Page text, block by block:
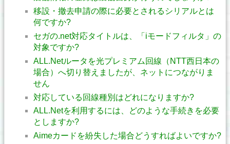
移設・撤去申請の際に必要とされるシリアルとは
何ですか?
セガの.net対応タイトルは、「iモードフィルタ」の
対象ですか?
ALL.Netルータを光プレミアム回線（NTT西日本の
場合）へ切り替えましたが、ネットにつながりま
せん
対応している回線種別はどれになりますか?
ALL.Netを利用するには、どのような手続きを必要
としますか?
Aimeカードを紛失した場合どうすればよいですか?